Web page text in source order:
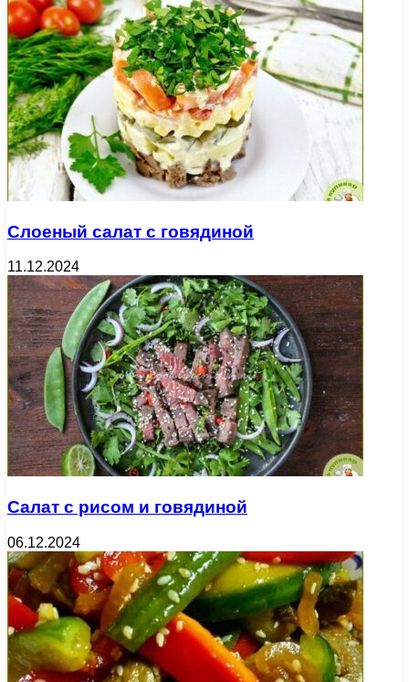
Слоеный салат с говядиной
11.12.2024
Салат с рисом и говядиной
06.12.2024